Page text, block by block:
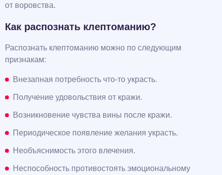
от воровства.
Как распознать клептоманию?
Распознать клептоманию можно по следующим
признакам:
Внезапная потребность что-то украсть.
Получение удовольствия от кражи.
Возникновение чувства вины после кражи.
Периодическое появление желания украсть.
Необъяснимость этого влечения.
Неспособность противостоять эмоциональному